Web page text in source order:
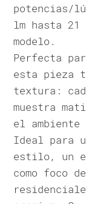
potencias/
lm hasta 21
modelo.
Perfecta
esta pieza
textura:
muestra
el ambiente
Ideal para
estilo, un
como foco